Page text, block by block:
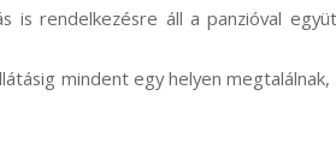
is rendelkezésre áll a panzióval
mindent egy helyen